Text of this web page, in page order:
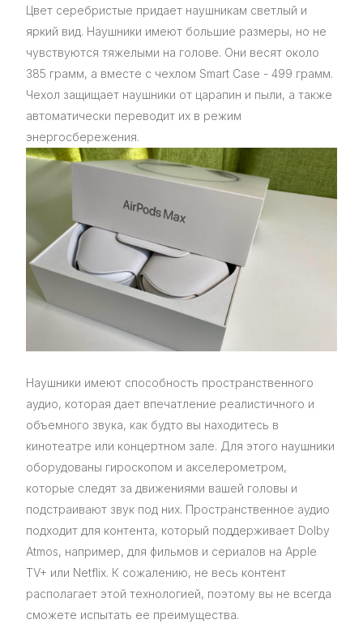
Цвет серебристые придает наушникам светлый и
яркий вид. Наушники имеют большие размеры, но не
чувствуются тяжелыми на голове. Они весят около
385 грамм, а вместе с чехлом Smart Case - 499 грамм.
Чехол защищает наушники от царапин и пыли, а также
автоматически переводит их в режим
энергосбережения.
Наушники имеют способность пространственного
аудио, которая дает впечатление реалистичного и
объемного звука, как будто вы находитесь в
кинотеатре или концертном зале. Для этого наушники
оборудованы гироскопом и акселерометром,
которые следят за движениями вашей головы и
подстраивают звук под них. Пространственное аудио
подходит для контента, который поддерживает Dolby
Atmos, например, для фильмов и сериалов на Apple
TV+ или Netflix. К сожалению, не весь контент
располагает этой технологией, поэтому вы не всегда
сможете испытать ее преимущества.